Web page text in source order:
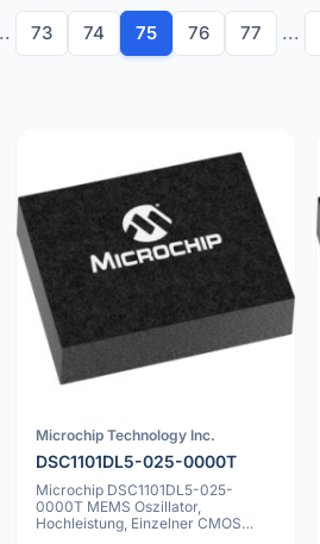
73 74 75 76 77 ...
Microchip Technology Inc.
DSC1101DL5-025-0000T
Microchip DSC1101DL5-025-
0000T MEMS Oszillator,
Hochleistung, Einzelner CMOS